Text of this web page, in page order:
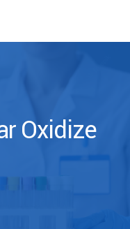
Oxidize